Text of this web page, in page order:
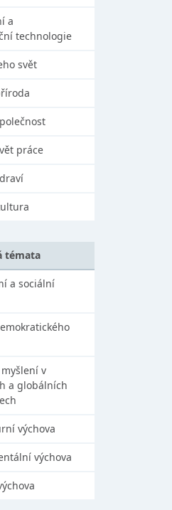
a
technologie
svět
práce
témata
a sociální
v
a globálních
výchova
výchova